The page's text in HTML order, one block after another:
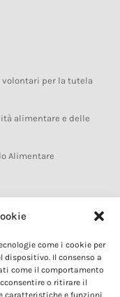
come i cookie per
dispositivo. Il consenso a
come il comportamento
o ritirare il
caratteristiche e funzioni.
volontari per la tutela
alimentare e delle
Alimentare